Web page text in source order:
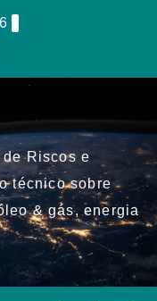
Riscos e
técnico sobre
& gás, energia